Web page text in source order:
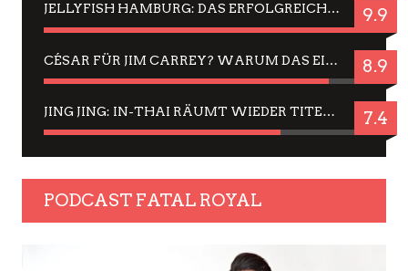
JELLYFISH HAMBURG: DAS ERFOLGREICHE SOMMER-MENÜ 2025 IN GEFÜHLEN UND BILDERN 9.9
CÉSAR FÜR JIM CARREY? WARUM DAS EINER DER NERVIGSTEN ACTORS IST UND BLEIBT 8.9
JING JING: IN-THAI RÄUMT WIEDER TITEL AB – EIN ZWEI-STUNDEN-ERLEBNISBERICHT 7.4
PODCAST FATAL ROYAL